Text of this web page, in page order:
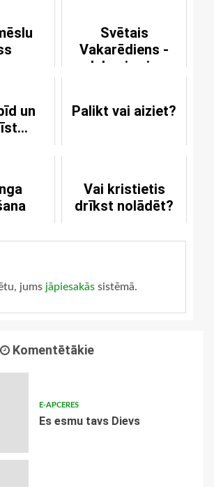
Svētais
Vakarēdiens -
debesis virs
un
Palikt vai aiziet?
Vai kristietis
drīkst nolādēt?
jums jāpiesakās sistēmā.
Komentētākie
E-APCERES
Es esmu tavs Dievs